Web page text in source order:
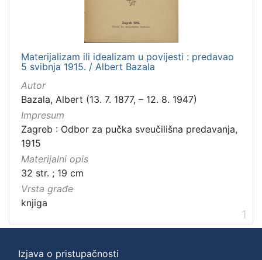
Materijalizam ili idealizam u povijesti : predavao
5 svibnja 1915. / Albert Bazala
Autor
Bazala, Albert (13. 7. 1877, – 12. 8. 1947)
Impresum
Zagreb : Odbor za pučka sveučilišna predavanja,
1915
Materijalni opis
32 str. ; 19 cm
Vrsta građe
knjiga
1
Izjava o pristupačnosti